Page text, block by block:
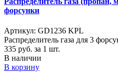
форсунки
Артикул: GD1236 KPL
Распределитель газа для 3
335 руб. за 1 шт.
В наличии
В корзину